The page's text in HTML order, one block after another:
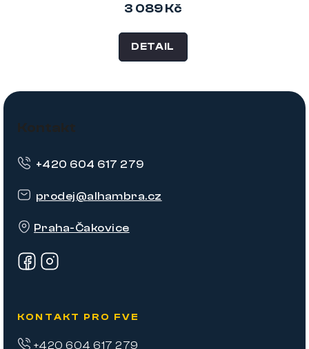
3 089 Kč
DETAIL
Z
Kontakt
prodej@alhambra.cz
Praha-Čakovice
+420 604 617 279
KONTAKT PRO FVE
+420 604 617 279